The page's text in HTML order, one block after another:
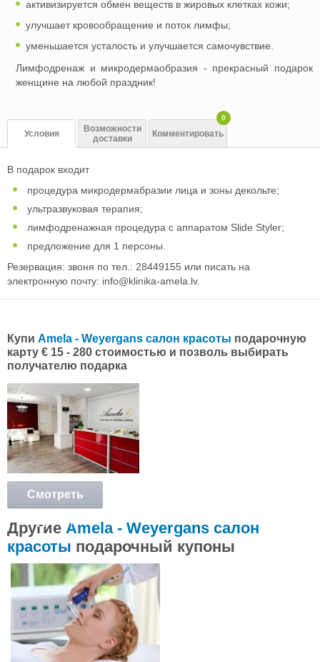
активизируется обмен веществ в жировых клетках кожи;
улучшает кровообращение и поток лимфы;
уменьшается усталость и улучшается самочувствие.
Лимфодренаж и микродермаобразия - прекрасный подарок
женщине на любой праздник!
Условия
Возможности
доставки
Комментировать
0
В подарок входит
процедура микродермабразии лица и зоны декольте;
ультразвуковая терапия;
лимфодренажная процедура с аппаратом Slide Styler;
предложение для 1 персоны.
Резервация: звоня по тел.: 28449155 или писать на
электронную почту: info@klinika-amela.lv.
Купи Amela - Weyergans салон красоты подарочную
карту € 15 - 280 стоимостью и позволь выбирать
получателю подарка
Смотреть
подробнее
Другие Amela - Weyergans салон
красоты подарочный купоны